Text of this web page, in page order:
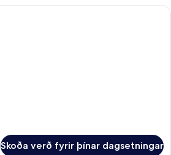
Superior-herbergi | Míníbar,
Skoða verð fyrir þínar dagsetningar